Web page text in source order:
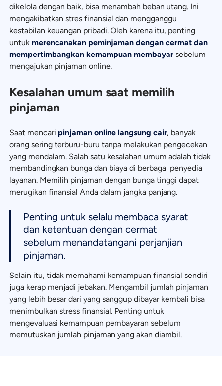
dikelola dengan baik, bisa menambah beban utang. Ini
mengakibatkan stres finansial dan mengganggu
kestabilan keuangan pribadi. Oleh karena itu, penting
untuk merencanakan peminjaman dengan cermat dan
mempertimbangkan kemampuan membayar sebelum
mengajukan pinjaman online.
Kesalahan umum saat memilih
pinjaman
Saat mencari pinjaman online langsung cair, banyak
orang sering terburu-buru tanpa melakukan pengecekan
yang mendalam. Salah satu kesalahan umum adalah tidak
membandingkan bunga dan biaya di berbagai penyedia
layanan. Memilih pinjaman dengan bunga tinggi dapat
merugikan finansial Anda dalam jangka panjang.
Penting untuk selalu membaca syarat
dan ketentuan dengan cermat
sebelum menandatangani perjanjian
pinjaman.
Selain itu, tidak memahami kemampuan finansial sendiri
juga kerap menjadi jebakan. Mengambil jumlah pinjaman
yang lebih besar dari yang sanggup dibayar kembali bisa
menimbulkan stress finansial. Penting untuk
mengevaluasi kemampuan pembayaran sebelum
memutuskan jumlah pinjaman yang akan diambil.